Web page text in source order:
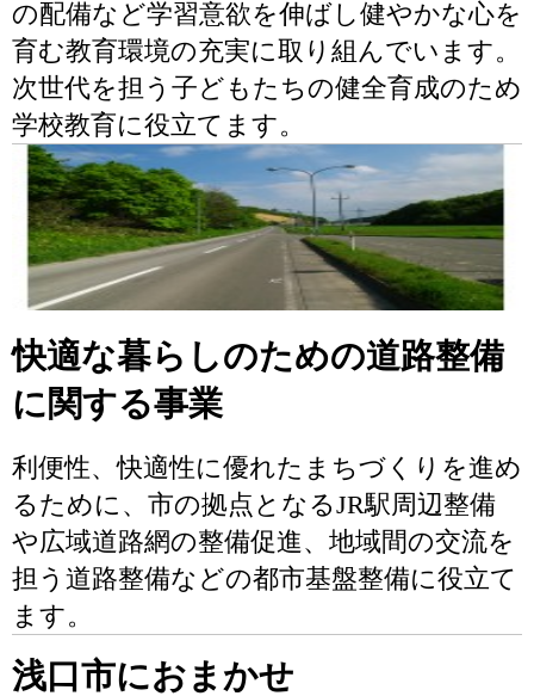
の配備など学習意欲を伸ばし健やかな心を
育む教育環境の充実に取り組んでいます。
次世代を担う子どもたちの健全育成のため
学校教育に役立てます。
快適な暮らしのための道路整備
に関する事業
利便性、快適性に優れたまちづくりを進め
るために、市の拠点となるJR駅周辺整備
や広域道路網の整備促進、地域間の交流を
担う道路整備などの都市基盤整備に役立て
ます。
浅口市におまかせ